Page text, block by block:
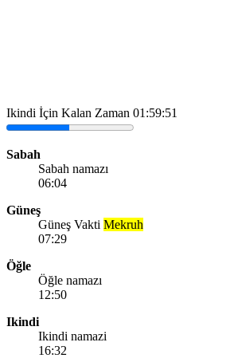
Ikindi İçin Kalan Zaman 01:59:51
Sabah
Sabah namazı
06:04
Güneş
Güneş Vakti Mekruh
07:29
Öğle
Öğle namazı
12:50
Ikindi
Ikindi namazi
16:32